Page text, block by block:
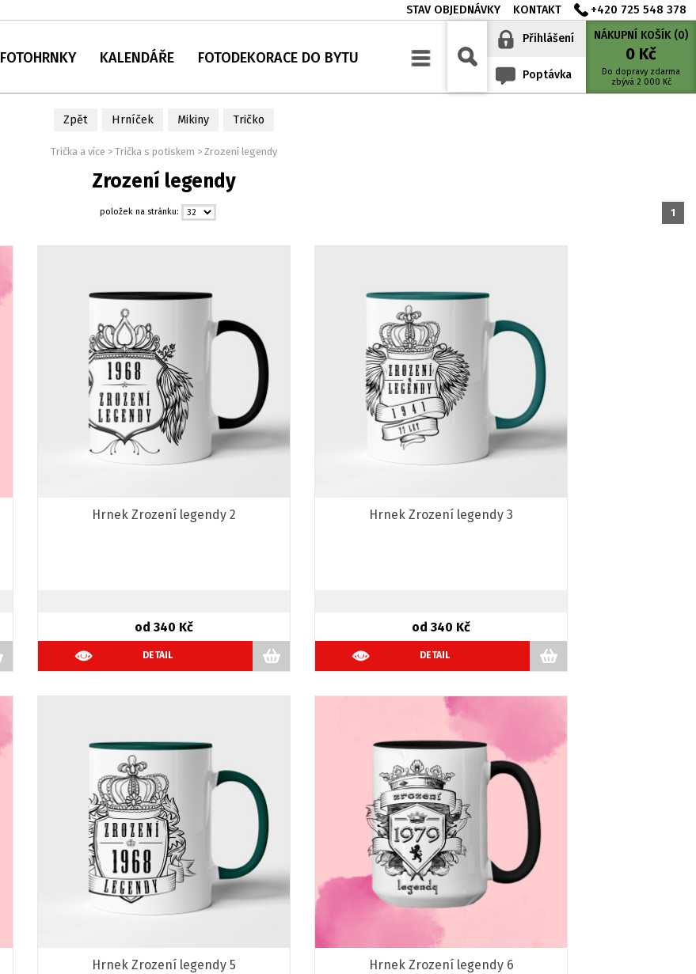
STAV OBJEDNÁVKY KONTAKT
+420 725 548 378
NÁKUPNÍ KOŠÍK (0)
0 Kč
Do dopravy zdarma
zbývá 2 000 Kč
Přihlášení
Poptávka
FOTOHRNKY KALENDÁŘE FOTODEKORACE DO BYTU
Zpět Hrníček Mikiny Tričko
Trička a více > Trička s potiskem > Zrození legendy
Zrození legendy
položek na stránku: 1
Hrnek Zrození legendy 2
od 340 Kč
DETAIL
Hrnek Zrození legendy 3
od 340 Kč
DETAIL
Hrnek Zrození legendy 5 Hrnek Zrození legendy 6